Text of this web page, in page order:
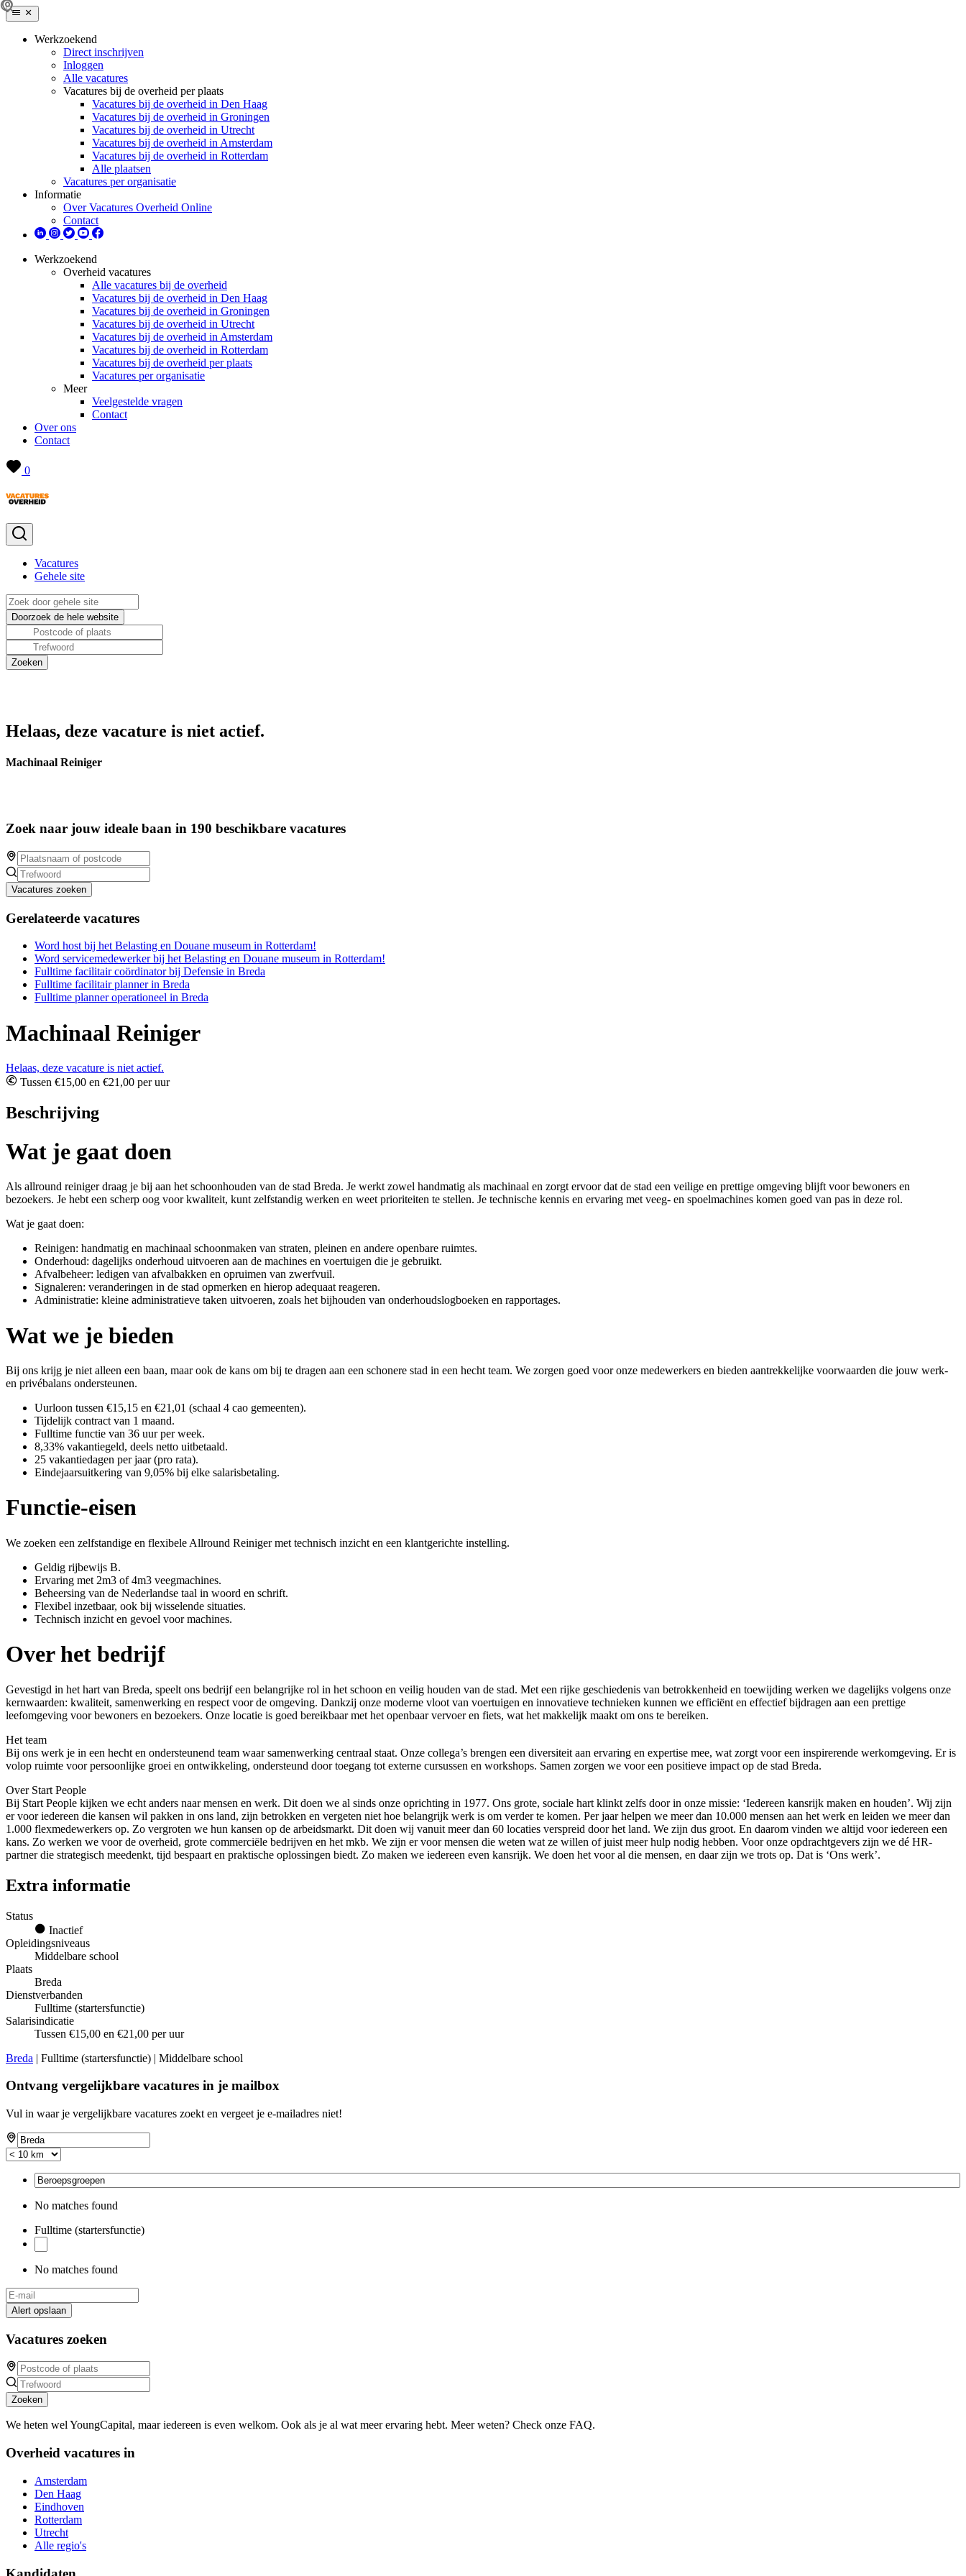
Werkzoekend
Direct inschrijven
Inloggen
Alle vacatures
Vacatures bij de overheid per plaats
Vacatures bij de overheid in Den Haag
Vacatures bij de overheid in Groningen
Vacatures bij de overheid in Utrecht
Vacatures bij de overheid in Amsterdam
Vacatures bij de overheid in Rotterdam
Alle plaatsen
Vacatures per organisatie
Informatie
Over Vacatures Overheid Online
Contact
Werkzoekend
Overheid vacatures
Alle vacatures bij de overheid
Vacatures bij de overheid in Den Haag
Vacatures bij de overheid in Groningen
Vacatures bij de overheid in Utrecht
Vacatures bij de overheid in Amsterdam
Vacatures bij de overheid in Rotterdam
Vacatures bij de overheid per plaats
Vacatures per organisatie
Meer
Veelgestelde vragen
Contact
Over ons
Contact
0
Vacatures
Gehele site
Helaas, deze vacature is niet actief.
Machinaal Reiniger
Zoek naar jouw ideale baan in 190 beschikbare vacatures
Vacatures zoeken
Gerelateerde vacatures
Word host bij het Belasting en Douane museum in Rotterdam!
Word servicemedewerker bij het Belasting en Douane museum in Rotterdam!
Fulltime facilitair coördinator bij Defensie in Breda
Fulltime facilitair planner in Breda
Fulltime planner operationeel in Breda
Machinaal Reiniger
Helaas, deze vacature is niet actief.
Tussen €15,00 en €21,00 per uur
Beschrijving
Wat je gaat doen
Als allround reiniger draag je bij aan het schoonhouden van de stad Breda. Je werkt zowel handmatig als machinaal en zorgt ervoor dat de stad een veilige en prettige omgeving blijft voor bewoners en
bezoekers. Je hebt een scherp oog voor kwaliteit, kunt zelfstandig werken en weet prioriteiten te stellen. Je technische kennis en ervaring met veeg- en spoelmachines komen goed van pas in deze rol.
Wat je gaat doen:
Reinigen: handmatig en machinaal schoonmaken van straten, pleinen en andere openbare ruimtes.
Onderhoud: dagelijks onderhoud uitvoeren aan de machines en voertuigen die je gebruikt.
Afvalbeheer: ledigen van afvalbakken en opruimen van zwerfvuil.
Signaleren: veranderingen in de stad opmerken en hierop adequaat reageren.
Administratie: kleine administratieve taken uitvoeren, zoals het bijhouden van onderhoudslogboeken en rapportages.
Wat we je bieden
Bij ons krijg je niet alleen een baan, maar ook de kans om bij te dragen aan een schonere stad in een hecht team. We zorgen goed voor onze medewerkers en bieden aantrekkelijke voorwaarden die jouw werk-
en privébalans ondersteunen.
Uurloon tussen €15,15 en €21,01 (schaal 4 cao gemeenten).
Tijdelijk contract van 1 maand.
Fulltime functie van 36 uur per week.
8,33% vakantiegeld, deels netto uitbetaald.
25 vakantiedagen per jaar (pro rata).
Eindejaarsuitkering van 9,05% bij elke salarisbetaling.
Functie-eisen
We zoeken een zelfstandige en flexibele Allround Reiniger met technisch inzicht en een klantgerichte instelling.
Geldig rijbewijs B.
Ervaring met 2m3 of 4m3 veegmachines.
Beheersing van de Nederlandse taal in woord en schrift.
Flexibel inzetbaar, ook bij wisselende situaties.
Technisch inzicht en gevoel voor machines.
Over het bedrijf
Gevestigd in het hart van Breda, speelt ons bedrijf een belangrijke rol in het schoon en veilig houden van de stad. Met een rijke geschiedenis van betrokkenheid en toewijding werken we dagelijks volgens onze
kernwaarden: kwaliteit, samenwerking en respect voor de omgeving. Dankzij onze moderne vloot van voertuigen en innovatieve technieken kunnen we efficiënt en effectief bijdragen aan een prettige
leefomgeving voor bewoners en bezoekers. Onze locatie is goed bereikbaar met het openbaar vervoer en fiets, wat het makkelijk maakt om ons te bereiken.
Het team
Bij ons werk je in een hecht en ondersteunend team waar samenwerking centraal staat. Onze collega’s brengen een diversiteit aan ervaring en expertise mee, wat zorgt voor een inspirerende werkomgeving. Er is
volop ruimte voor persoonlijke groei en ontwikkeling, ondersteund door toegang tot externe cursussen en workshops. Samen zorgen we voor een positieve impact op de stad Breda.
Over Start People
Bij Start People kijken we echt anders naar mensen en werk. Dit doen we al sinds onze oprichting in 1977. Ons grote, sociale hart klinkt zelfs door in onze missie: ‘Iedereen kansrijk maken en houden’. Wij zijn
er voor iedereen die kansen wil pakken in ons land, zijn betrokken en vergeten niet hoe belangrijk werk is om verder te komen. Per jaar helpen we meer dan 10.000 mensen aan het werk en leiden we meer dan
1.000 flexmedewerkers op. Zo vergroten we hun kansen op de arbeidsmarkt. Dit doen wij vanuit meer dan 60 locaties verspreid door het land. We zijn dus groot. En daarom vinden we altijd voor iedereen een
kans. Zo werken we voor de overheid, grote commerciële bedrijven en het mkb. We zijn er voor mensen die weten wat ze willen of juist meer hulp nodig hebben. Voor onze opdrachtgevers zijn we dé HR-
partner die strategisch meedenkt, tijd bespaart en praktische oplossingen biedt. Zo maken we iedereen even kansrijk. We doen het voor al die mensen, en daar zijn we trots op. Dat is ‘Ons werk’.
Extra informatie
Status
Inactief
Opleidingsniveaus
Middelbare school
Plaats
Breda
Dienstverbanden
Fulltime (startersfunctie)
Salarisindicatie
Tussen €15,00 en €21,00 per uur
Breda | Fulltime (startersfunctie) | Middelbare school
Ontvang vergelijkbare vacatures in je mailbox
Vul in waar je vergelijkbare vacatures zoekt en vergeet je e-mailadres niet!
No matches found
Fulltime (startersfunctie)
No matches found
Alert opslaan
Vacatures zoeken
Zoeken
We heten wel YoungCapital, maar iedereen is even welkom. Ook als je al wat meer ervaring hebt. Meer weten? Check onze FAQ.
Overheid vacatures in
Amsterdam
Den Haag
Eindhoven
Rotterdam
Utrecht
Alle regio's